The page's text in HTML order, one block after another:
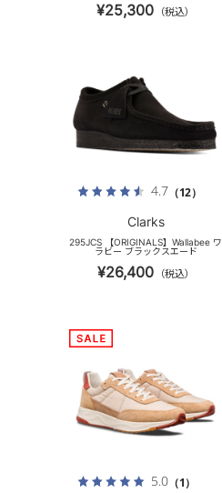
¥25,300 （税込）
4.7（12）
Clarks
295JCS 【ORIGINALS】Wallabee ワ
ラビー ブラックスエード
¥26,400 （税込）
5.0（1）